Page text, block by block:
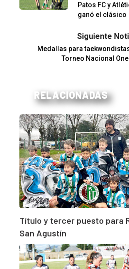
Patos FC y
ganó el clásico
Siguiente
Medallas para
Torneo Nacional One
RELACIONADAS
Título y tercer puesto para
San Agustín